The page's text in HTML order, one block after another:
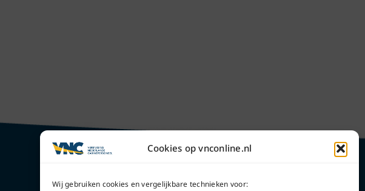
Cookies op vnconline.nl
Wij gebruiken cookies en vergelijkbare technieken voor: